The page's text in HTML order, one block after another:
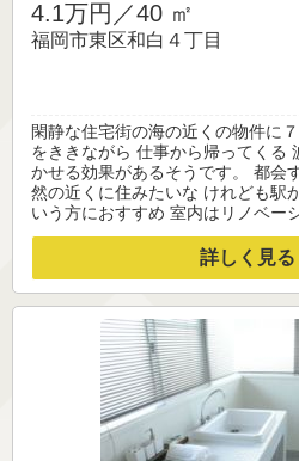
4.1万円／40 ㎡
福岡市東区和白４丁目
閑静な住宅街の海の近くの物件に
をききながら 仕事から帰ってくる
かせる効果があるそうです。 都会
然の近くに住みたいな けれども駅
いう方におすすめ 室内はリノベー
詳しく見る